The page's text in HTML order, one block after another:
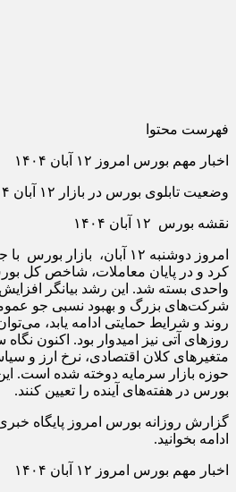
فهرست محتوا
اخبار مهم بورس امروز ۱۲ آبان ۱۴۰۴
وضعیت تابلوی بورس در بازار ۱۲ آبان ۱۴۰۴
نقشه بورس ۱۲ آبان ۱۴۰۴
امروز دوشنبه ۱۲ آبان،
واحدی بسته شد. این رشد بیانگر
شرکت‌های بزرگ و بهبود نسبی جو
روند و شرایط حمایتی ادامه یابد،
روزهای آتی نیز امیدوار بود. اکنون
متغیرهای کلان اقتصادی، نرخ ارز و
حوزه بازار سرمایه دوخته شده است.
بورس در هفته‌های آینده را تعیین کنند.
گزارش روزانه بورس امروز پایگاه
ادامه بخوانید.
اخبار مهم بورس امروز ۱۲ آبان ۱۴۰۴